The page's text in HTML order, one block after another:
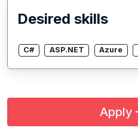
Desired skills
C# ASP.NET Azure
Apply